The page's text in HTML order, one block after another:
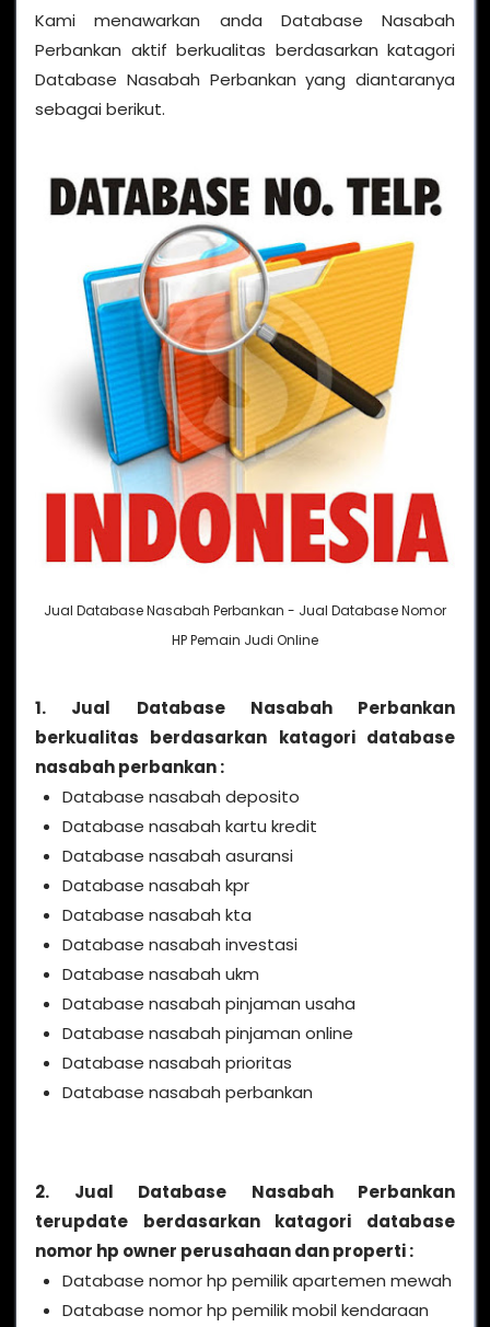
Kami menawarkan anda Database Nasabah
Perbankan aktif berkualitas berdasarkan katagori
Database Nasabah Perbankan yang diantaranya
sebagai berikut.
Jual Database Nasabah Perbankan - Jual Database Nomor
HP Pemain Judi Online
1. Jual Database Nasabah Perbankan
berkualitas berdasarkan katagori database
nasabah perbankan :
Database nasabah deposito
Database nasabah kartu kredit
Database nasabah asuransi
Database nasabah kpr
Database nasabah kta
Database nasabah investasi
Database nasabah ukm
Database nasabah pinjaman usaha
Database nasabah pinjaman online
Database nasabah prioritas
Database nasabah perbankan
2. Jual Database Nasabah Perbankan
terupdate berdasarkan katagori database
nomor hp owner perusahaan dan properti :
Database nomor hp pemilik apartemen mewah
Database nomor hp pemilik mobil kendaraan